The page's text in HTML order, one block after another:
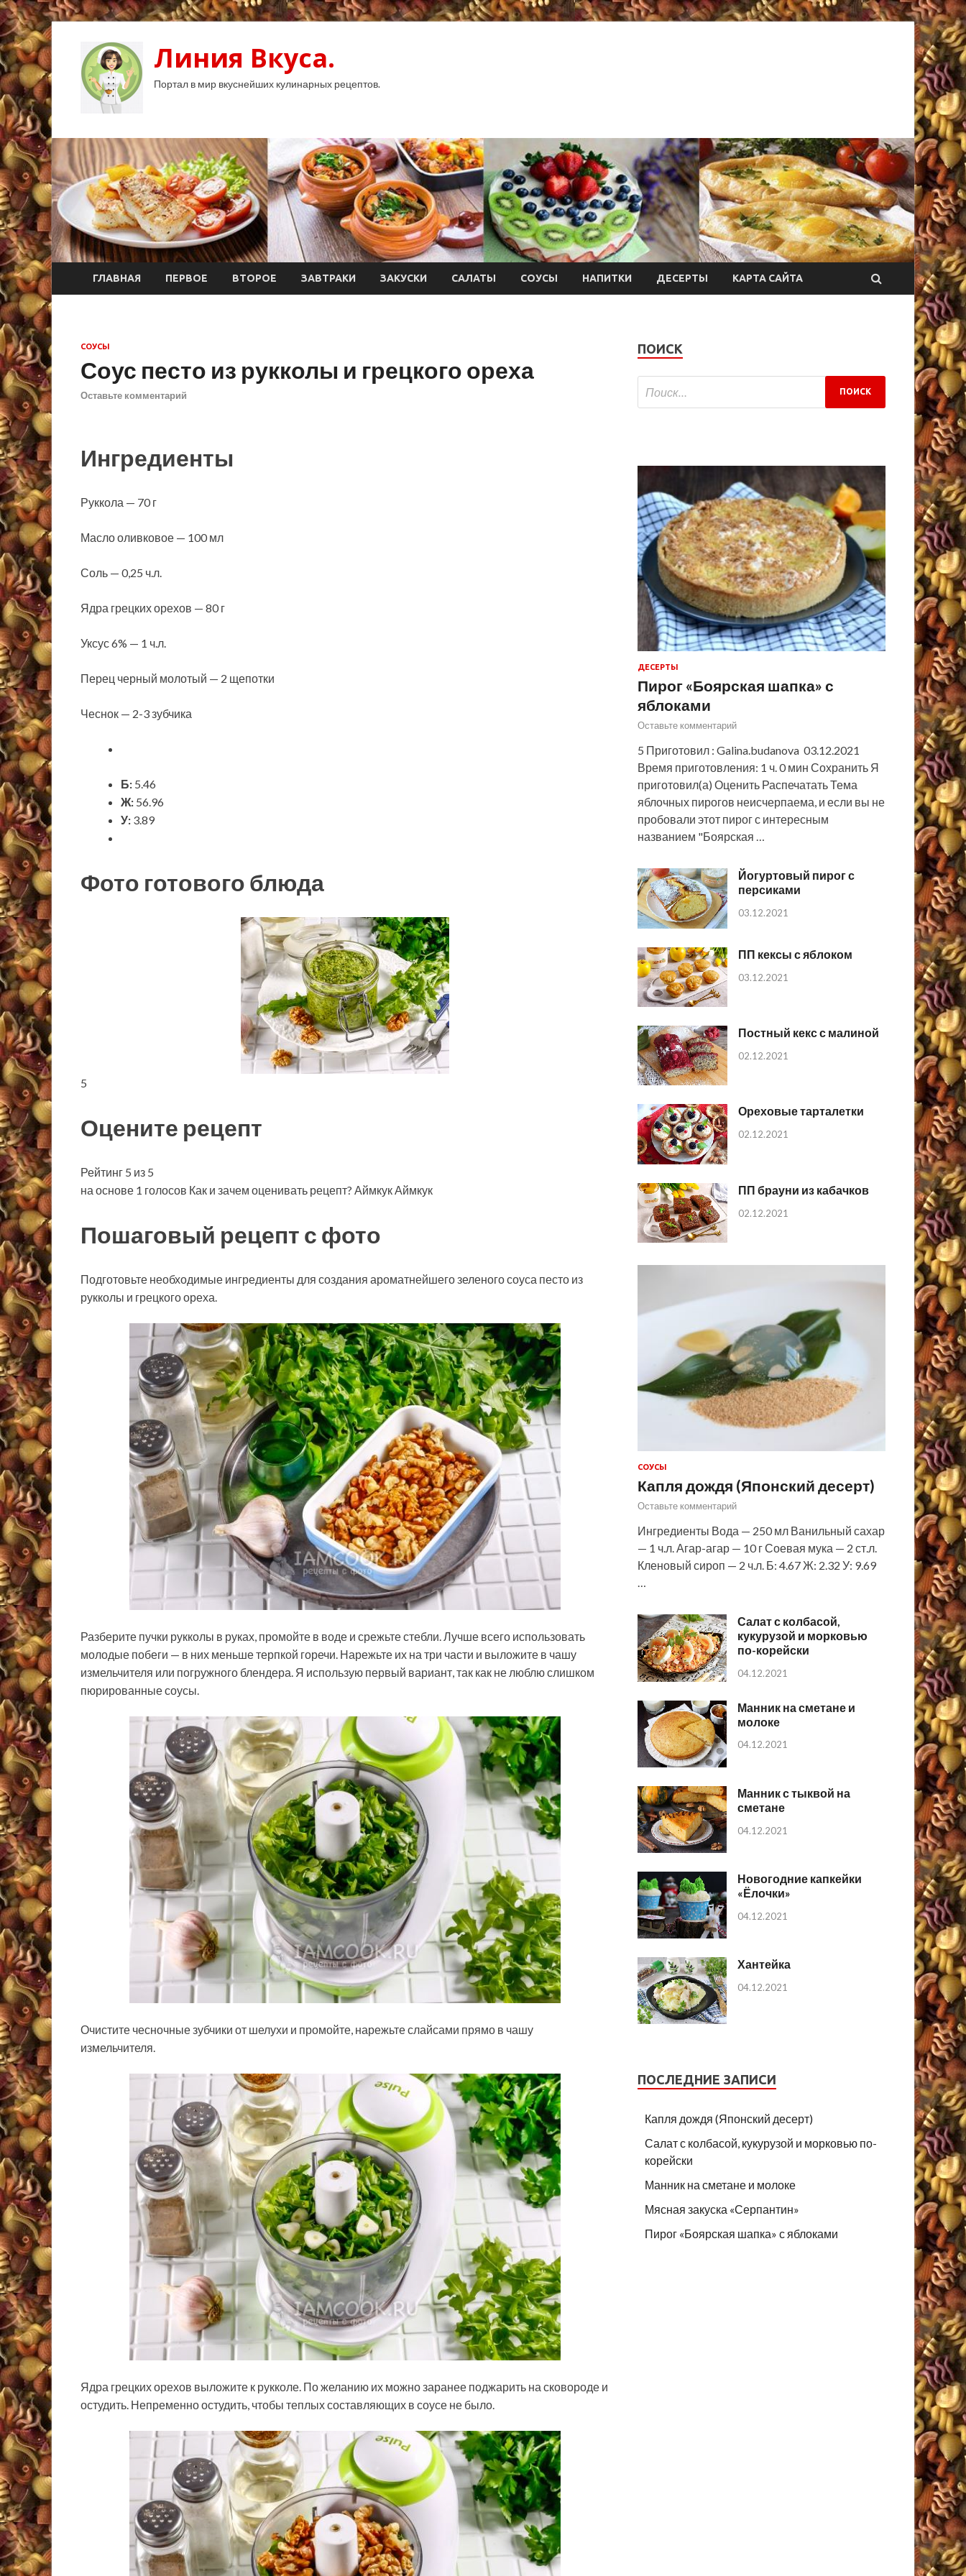
Линия Вкуса.
Портал в мир вкуснейших кулинарных рецептов.
ГЛАВНАЯ ПЕРВОЕ ВТОРОЕ ЗАВТРАКИ ЗАКУСКИ САЛАТЫ СОУСЫ НАПИТКИ ДЕСЕРТЫ КАРТА САЙТА
СОУСЫ
Соус песто из рукколы и грецкого ореха
Оставьте комментарий
Ингредиенты
Руккола — 70 г
Масло оливковое — 100 мл
Соль — 0,25 ч.л.
Ядра грецких орехов — 80 г
Уксус 6% — 1 ч.л.
Перец черный молотый — 2 щепотки
Чеснок — 2-3 зубчика
Б: 5.46
Ж: 56.96
У: 3.89
Фото готового блюда
5
Оцените рецепт
Рейтинг 5 из 5
на основе 1 голосов Как и зачем оценивать рецепт? Аймкук Аймкук
Пошаговый рецепт с фото
Подготовьте необходимые ингредиенты для создания ароматнейшего зеленого соуса песто из
рукколы и грецкого ореха.
Разберите пучки рукколы в руках, промойте в воде и срежьте стебли. Лучше всего использовать
молодые побеги — в них меньше терпкой горечи. Нарежьте их на три части и выложите в чашу
измельчителя или погружного блендера. Я использую первый вариант, так как не люблю слишком
пюрированные соусы.
Очистите чесночные зубчики от шелухи и промойте, нарежьте слайсами прямо в чашу
измельчителя.
Ядра грецких орехов выложите к рукколе. По желанию их можно заранее поджарить на сковороде и
остудить. Непременно остудить, чтобы теплых составляющих в соусе не было.
ПОИСК
ДЕСЕРТЫ
Пирог «Боярская шапка» с
яблоками
Оставьте комментарий
5 Приготовил : Galina.budanova 03.12.2021
Время приготовления: 1 ч. 0 мин Сохранить Я
приготовил(а) Оценить Распечатать Тема
яблочных пирогов неисчерпаема, и если вы не
пробовали этот пирог с интересным
названием "Боярская …
Йогуртовый пирог с
персиками
03.12.2021
ПП кексы с яблоком
03.12.2021
Постный кекс с малиной
02.12.2021
Ореховые тарталетки
02.12.2021
ПП брауни из кабачков
02.12.2021
СОУСЫ
Капля дождя (Японский десерт)
Оставьте комментарий
Ингредиенты Вода — 250 мл Ванильный сахар
— 1 ч.л. Агар-агар — 10 г Соевая мука — 2 ст.л.
Кленовый сироп — 2 ч.л. Б: 4.67 Ж: 2.32 У: 9.69
…
Салат с колбасой,
кукурузой и морковью
по-корейски
04.12.2021
Манник на сметане и
молоке
04.12.2021
Манник с тыквой на
сметане
04.12.2021
Новогодние капкейки
«Ёлочки»
04.12.2021
Хантейка
04.12.2021
ПОСЛЕДНИЕ ЗАПИСИ
Капля дождя (Японский десерт)
Салат с колбасой, кукурузой и морковью по-
корейски
Манник на сметане и молоке
Мясная закуска «Серпантин»
Пирог «Боярская шапка» с яблоками